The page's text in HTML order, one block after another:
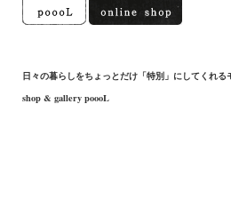
日々の暮らしをちょっとだけ「特別」にしてくれ
shop & gallery poooL